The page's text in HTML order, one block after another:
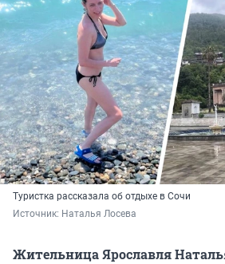
Туристка рассказала об отдыхе в Сочи
Источник: Наталья Лосева
Жительница Ярославля